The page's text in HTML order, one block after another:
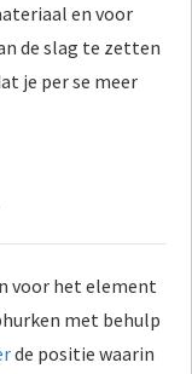
en voor
de slag te zetten
je per se meer
voor het element
met behulp
de positie waarin